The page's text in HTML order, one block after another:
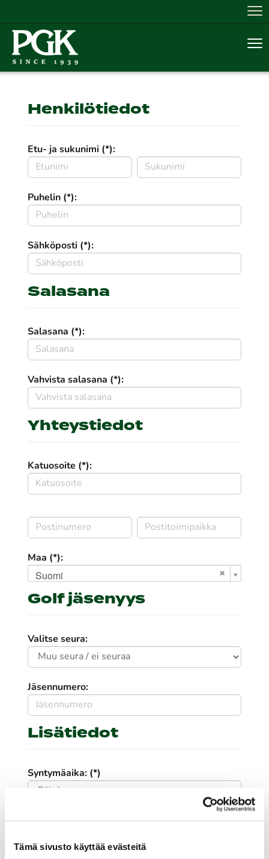
Tämä sivusto käyttää evästeitä
Henkilötiedot
Etu- ja sukunimi (*):
Puhelin (*):
Sähköposti (*):
Salasana
Salasana (*):
Vahvista salasana (*):
Yhteystiedot
Katuosoite (*):
Maa (*):
Suomi
Golf jäsenyys
Valitse seura:
Jäsennumero:
Lisätiedot
Syntymäaika: (*)